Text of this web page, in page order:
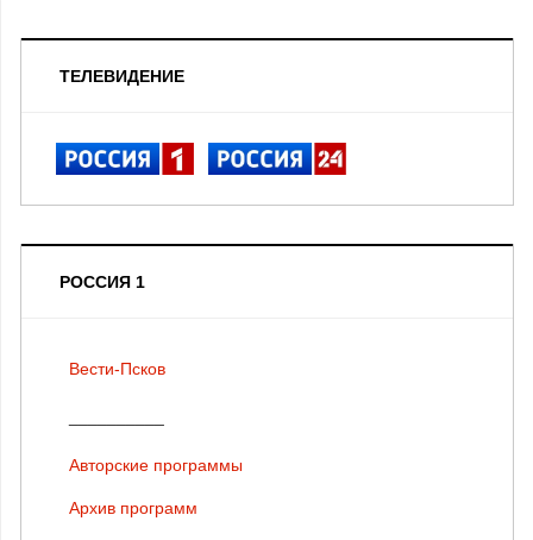
ТЕЛЕВИДЕНИЕ
РОССИЯ 1
Вести-Псков
Авторские программы
Архив программ